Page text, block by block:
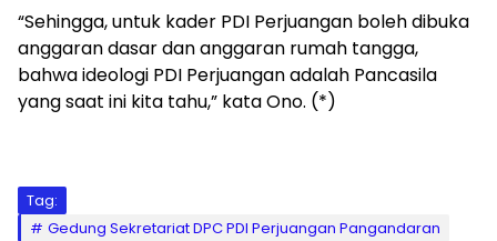
“Sehingga, untuk kader PDI Perjuangan boleh dibuka
anggaran dasar dan anggaran rumah tangga,
bahwa ideologi PDI Perjuangan adalah Pancasila
yang saat ini kita tahu,” kata Ono. (*)
Tag:
Gedung Sekretariat DPC PDI Perjuangan Pangandaran